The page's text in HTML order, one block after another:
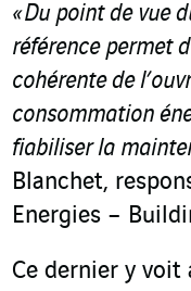
« Du point de vue
référence permet
cohérente de
consommation
fiabiliser la
Blanchet,
Energies –
Ce dernier y voit